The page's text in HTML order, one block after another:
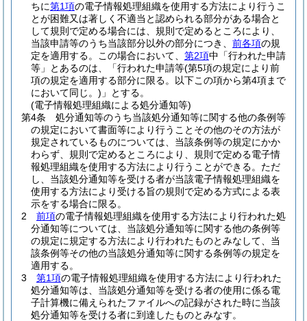
ちに第1項の電子情報処理組織を使用する方法により行うこ
とが困難又は著しく不適当と認められる部分がある場合と
して規則で定める場合には、規則で定めるところにより、
当該申請等のうち当該部分以外の部分につき、 前各項の規
定を適用する。
この場合において、 第2項中「行われた申請
等」とあるのは、「行われた申請等(第5項の規定により前
項の規定を適用する部分に限る。以下この項から第4項まで
において同じ。) 」とする。
(電子情報処理組織による処分通知等)
第4条
処分通知等のうち当該処分通知等に関する他の条例等
の規定において書面等により行うことその他のその方法が
規定されているものについては、当該条例等の規定にかか
わらず、規則で定めるところにより、規則で定める電子情
報処理組織を使用する方法により行うことができる。 ただ
し、当該処分通知等を受ける者が当該電子情報処理組織を
使用する方法により受ける旨の規則で定める方式による表
示をする場合に限る。
2
前項の電子情報処理組織を使用する方法により行われた処
分通知等については、当該処分通知等に関する他の条例等
の規定に規定する方法により行われたものとみなして、当
該条例等その他の当該処分通知等に関する条例等の規定を
適用する。
3
第1項の電子情報処理組織を使用する方法により行われた
処分通知等は、当該処分通知等を受ける者の使用に係る電
子計算機に備えられたファイルへの記録がされた時に当該
処分通知等を受ける者に到達したものとみなす。